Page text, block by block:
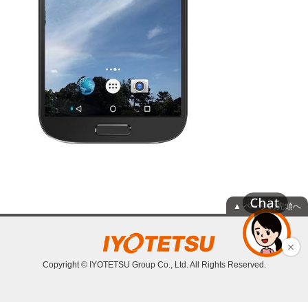
▲ ページの先頭へ
Copyright © IYOTETSU Group Co., Ltd. All Rights Reserved.